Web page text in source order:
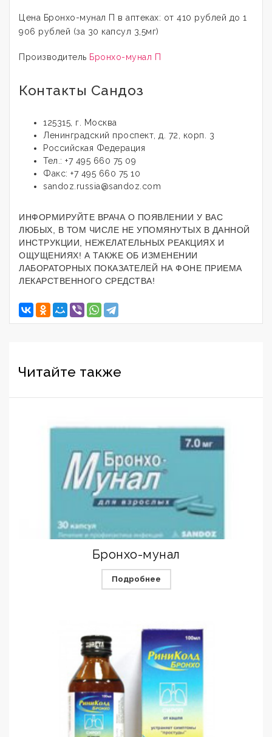
Цена Бронхо-мунал П в аптеках: от 410 рублей до 1
906 рублей (за 30 капсул 3,5мг)
Производитель Бронхо-мунал П
Контакты Сандоз
125315, г. Москва
Ленинградский проспект, д. 72, корп. 3
Российская Федерация
Тел.: +7 495 660 75 09
Факс: +7 495 660 75 10
sandoz.russia@sandoz.com
ИНФОРМИРУЙТЕ ВРАЧА О ПОЯВЛЕНИИ У ВАС
ЛЮБЫХ, В ТОМ ЧИСЛЕ НЕ УПОМЯНУТЫХ В ДАННОЙ
ИНСТРУКЦИИ, НЕЖЕЛАТЕЛЬНЫХ РЕАКЦИЯХ И
ОЩУЩЕНИЯХ! А ТАКЖЕ ОБ ИЗМЕНЕНИИ
ЛАБОРАТОРНЫХ ПОКАЗАТЕЛЕЙ НА ФОНЕ ПРИЕМА
ЛЕКАРСТВЕННОГО СРЕДСТВА!
Читайте также
Бронхо-мунал
Подробнее